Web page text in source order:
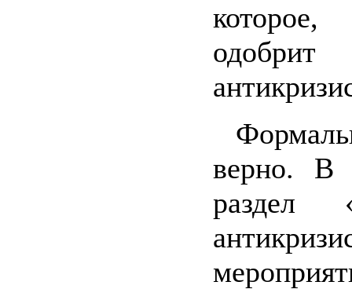
верно. В
раздел